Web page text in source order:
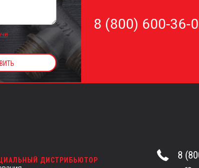
8 (800) 600-36-
ДИСТРИБЬЮТОР
8